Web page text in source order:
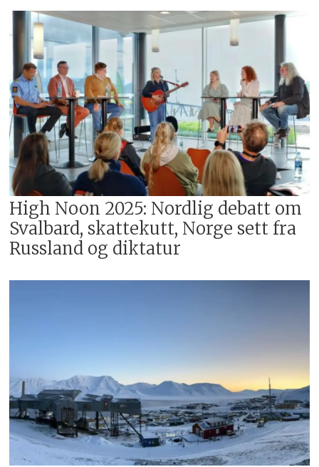
High Noon 2025: Nordlig debatt om
Svalbard, skattekutt, Norge sett fra
Russland og diktatur